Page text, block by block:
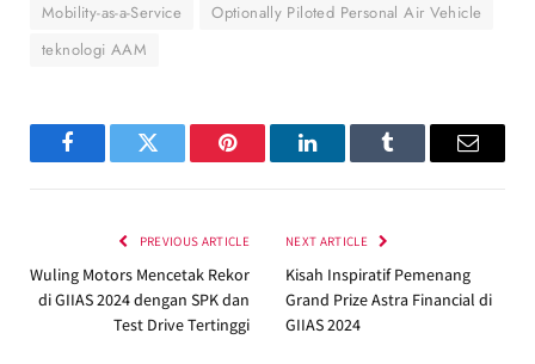
Mobility-as-a-Service
Optionally Piloted Personal Air Vehicle
teknologi AAM
FacebookTwitter Pinterest LinkedInTumblr Email
PREVIOUS ARTICLE
Wuling Motors Mencetak Rekor
di GIIAS 2024 dengan SPK dan
Test Drive Tertinggi
NEXT ARTICLE
Kisah Inspiratif Pemenang
Grand Prize Astra Financial di
GIIAS 2024